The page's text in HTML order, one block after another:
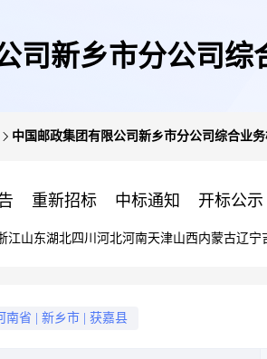
司新乡市分公司
中国邮政集团有限公司新乡市分公司综合业
重新招标 中标通知 开标公示
江山东湖北四川 河北河南天津山西内蒙古辽宁
南省 新乡市 获嘉县